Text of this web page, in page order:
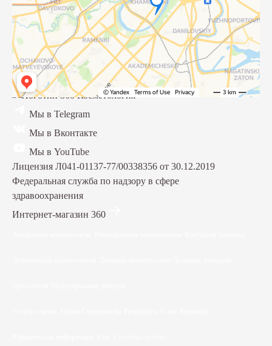
Мы в Telegram
Мы в Вконтакте
Мы в YouTube
Лицензия Л041-01137-77/00338356 от 30.12.2019
Федеральная служба по надзору в сфере
здравоохранения
Интернет-магазин 360